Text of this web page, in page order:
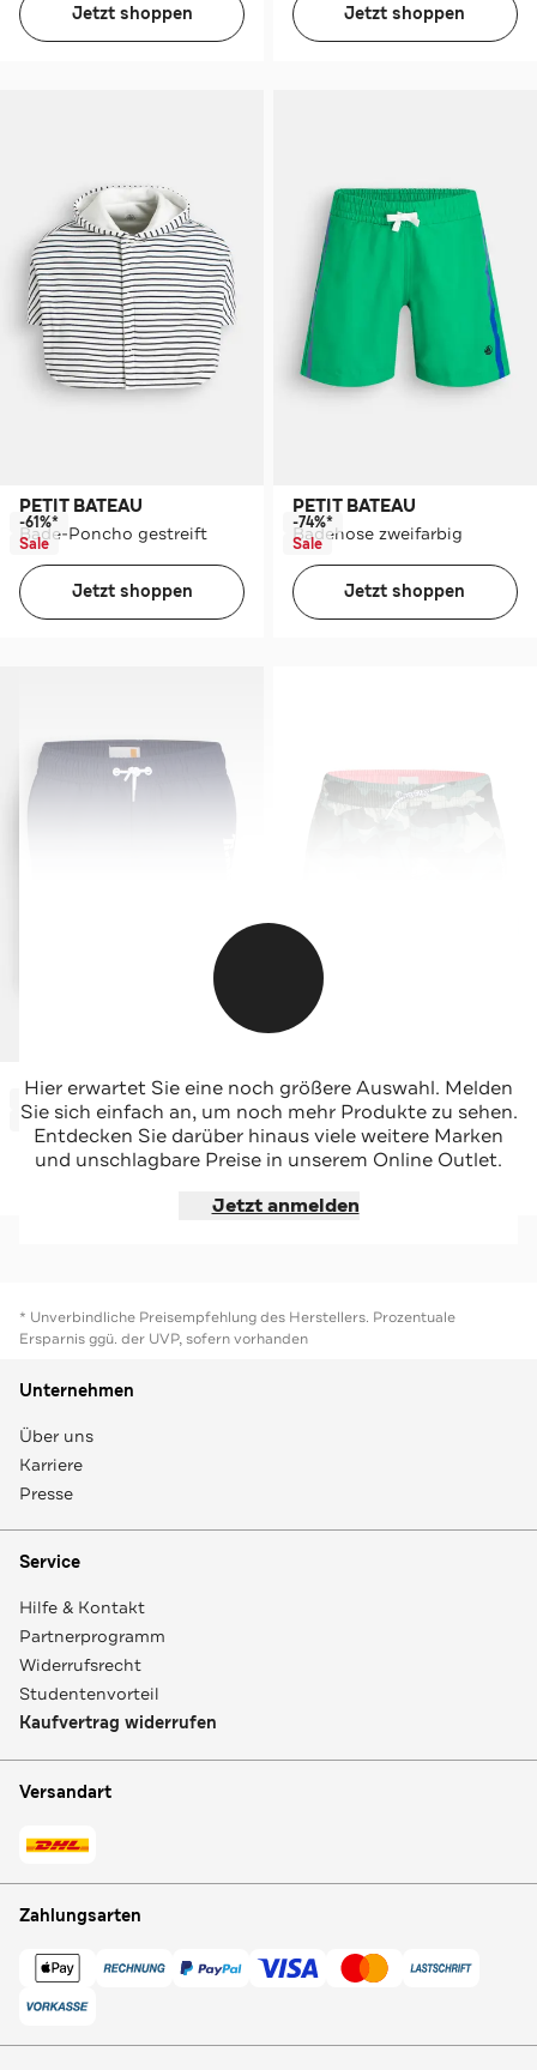
Jetzt shoppen Jetzt shoppen
PETIT BATEAU
Bade-Poncho gestreift
-61%*
Sale
Jetzt shoppen
PETIT BATEAU
Badehose zweifarbig
-74%*
Sale
Jetzt shoppen
TIMBERLAND
Badeshorts dunkelblau
-57%*
Sale
Jetzt shoppen
PEPE JEANS
Badeshorts 'Daniel' camouflage
-51%*
Sale
Jetzt shoppen
Hier erwartet Sie eine noch größere Auswahl. Melden
Sie sich einfach an, um noch mehr Produkte zu sehen.
Entdecken Sie darüber hinaus viele weitere Marken
und unschlagbare Preise in unserem Online Outlet.
Jetzt anmelden
* Unverbindliche Preisempfehlung des Herstellers. Prozentuale
Ersparnis ggü. der UVP, sofern vorhanden
Unternehmen
Über uns
Karriere
Presse
Service
Hilfe & Kontakt
Partnerprogramm
Widerrufsrecht
Studentenvorteil
Kaufvertrag widerrufen
Versandart
Zahlungsarten